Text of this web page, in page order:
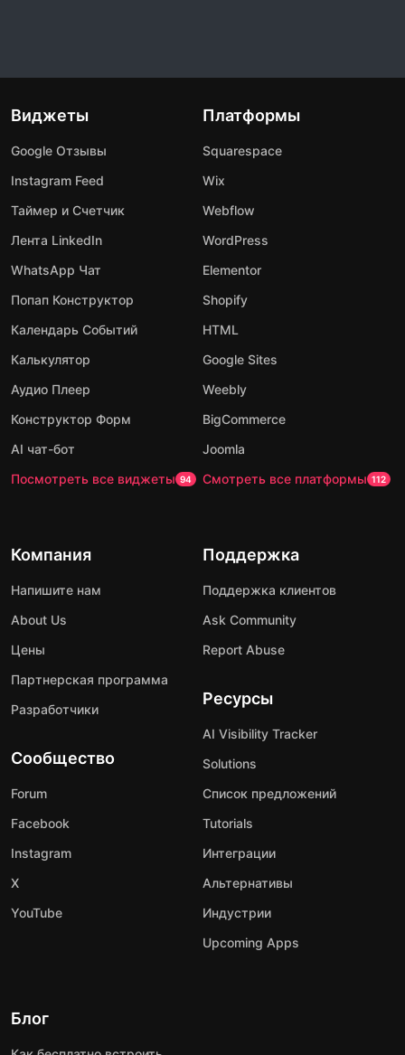
Виджеты
Google Отзывы
Instagram Feed
Таймер и Счетчик
Лента LinkedIn
WhatsApp Чат
Попап Конструктор
Календарь Событий
Калькулятор
Аудио Плеер
Конструктор Форм
AI чат-бот
Посмотреть все виджеты 94
Платформы
Squarespace
Wix
Webflow
WordPress
Elementor
Shopify
HTML
Google Sites
Weebly
BigCommerce
Joomla
Смотреть все платформы 112
Компания
Напишите нам
About Us
Цены
Партнерская программа
Разработчики
Сообщество
Forum
Facebook
Instagram
X
YouTube
Поддержка
Поддержка клиентов
Ask Community
Report Abuse
Ресурсы
AI Visibility Tracker
Solutions
Список предложений
Tutorials
Интеграции
Альтернативы
Индустрии
Upcoming Apps
Блог